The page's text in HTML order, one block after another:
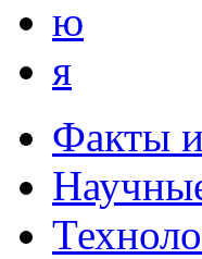
ю
я
Факты